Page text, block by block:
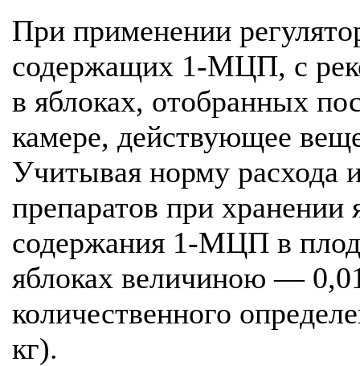
При применении
содержащих 1-МЦП, с
в яблоках, отобранных
камере, действующее
Учитывая норму расхода
препаратов при хранении
содержания 1-МЦП в
яблоках величиною —
количественного
кг).